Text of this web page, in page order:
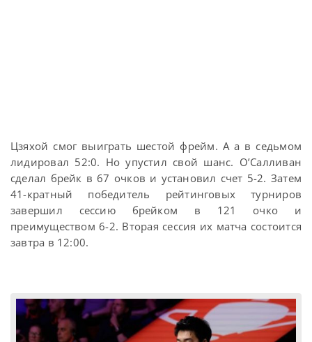
Цзяхой смог выиграть шестой фрейм. А а в седьмом
лидировал 52:0. Но упустил свой шанс. О’Салливан
сделал брейк в 67 очков и установил счет 5-2. Затем
41-кратный победитель рейтинговых турниров
завершил сессию брейком в 121 очко и
преимуществом 6-2. Вторая сессия их матча состоится
завтра в 12:00.